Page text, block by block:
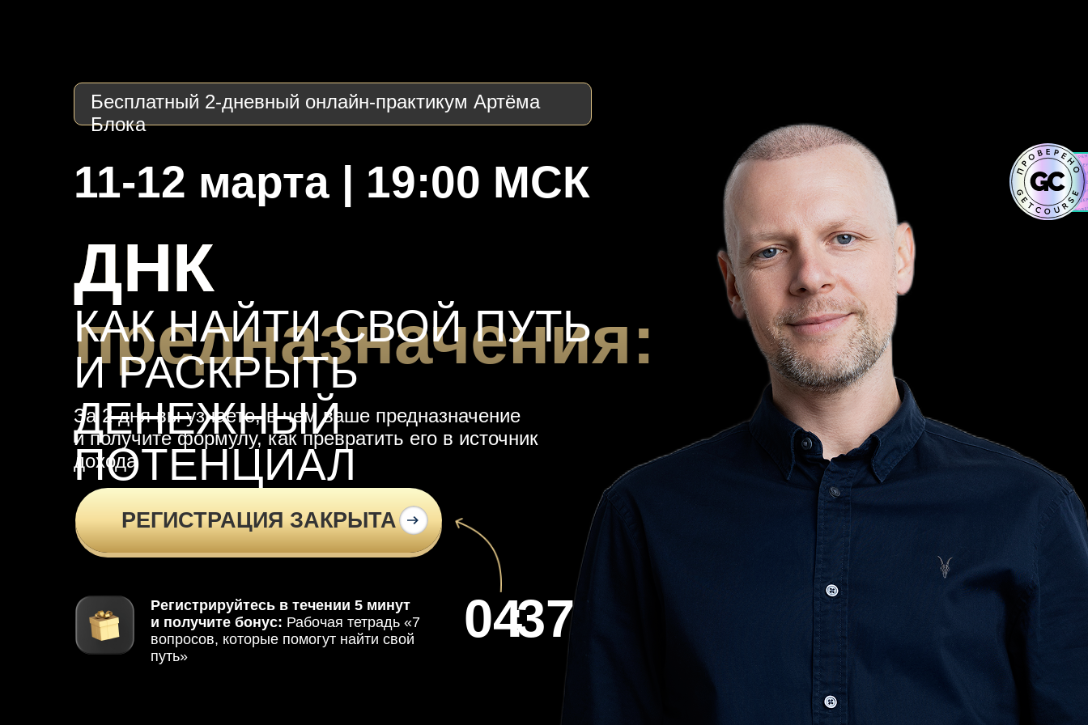
ДНК
предназначения:
КАК НАЙТИ СВОЙ ПУТЬ
И РАСКРЫТЬ
ДЕНЕЖНЫЙ
ПОТЕНЦИАЛ
За 2 дня вы узнаете, в чем ваше предназначение
и получите формулу, как превратить его в источник
дохода
04
11-12 марта | 19:00 МСК
Бесплатный 2-дневный онлайн-практикум Артёма
Блока
РЕГИСТРАЦИЯ ЗАКРЫТА
Регистрируйтесь в течении 5 минут
и получите бонус: Рабочая тетрадь «7
вопросов, которые помогут найти свой
путь»
:36